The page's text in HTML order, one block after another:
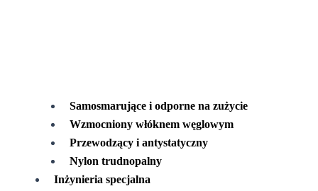
Samosmarujące i odporne na zużycie
Wzmocniony włóknem węglowym
Przewodzący i antystatyczny
Nylon trudnopalny
Inżynieria specjalna